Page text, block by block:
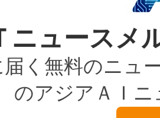
能性もあります
～4億ドルかか
者（CEO）であ
fully-connected
れば、6,000万
用可能な電力容
貢献します。こ
契約（SLA）違
劣化によるダウ
ータセンターが
ポットにより、
豊かなディテー
範囲を検出
ーザーを搭載。
ニュース
く無料のニュ
のアジアＡＩ